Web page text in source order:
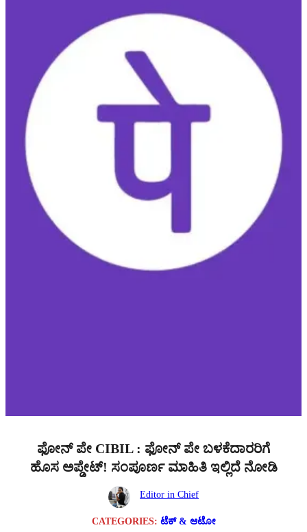
ಫೋನ್ ಪೇ CIBIL : ಫೋನ್ ಪೇ ಬಳಕೆದಾರರಿಗೆ
ಹೊಸ ಅಪ್ಡೇಟ್! ಸಂಪೂರ್ಣ ಮಾಹಿತಿ ಇಲ್ಲಿದೆ ನೋಡಿ
Editor in Chief
CATEGORIES: ಟೆಕ್ & ಆಟೋ